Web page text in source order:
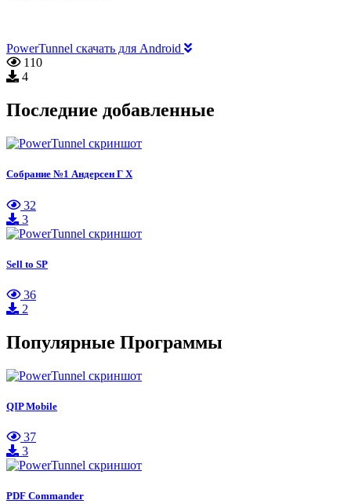
PowerTunnel скачать для Android
110
4
Последние добавленные
Собрание №1 Андерсен Г Х
32
3
Sell to SP
36
2
Популярные Программы
QIP Mobile
37
3
PDF Commander